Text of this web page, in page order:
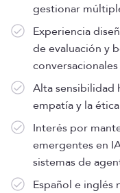
gestionar
Experiencia
de evaluación y
Alta sensibilidad
empatía y la
Interés por
emergentes en
sistemas de
Español e inglés